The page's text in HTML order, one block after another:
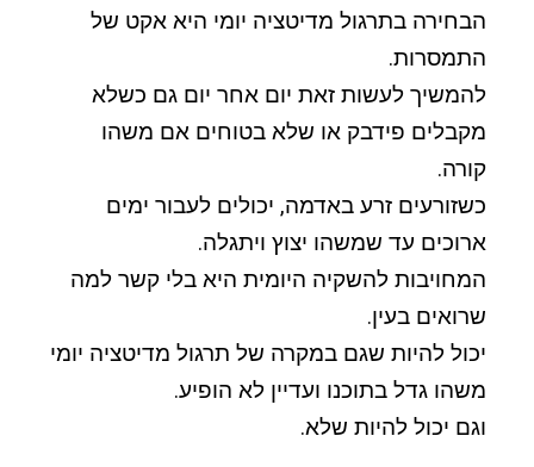
הבחירה בתרגול מדיטציה יומי היא אקט של
התמסרות.
להמשיך לעשות זאת יום אחר יום גם כשלא
מקבלים פידבק או שלא בטוחים אם משהו
קורה.
כשזורעים זרע באדמה, יכולים לעבור ימים
ארוכים עד שמשהו יצוץ ויתגלה.
המחויבות להשקיה היומית היא בלי קשר למה
שרואים בעין.
יכול להיות שגם במקרה של תרגול מדיטציה יומי
משהו גדל בתוכנו ועדיין לא הופיע.
וגם יכול להיות שלא.